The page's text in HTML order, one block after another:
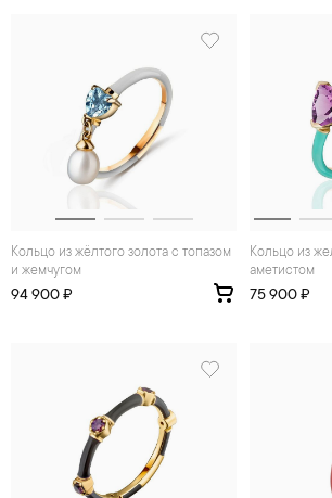
Кольцо из жёлтого золота с топазом
и жемчугом
94 900 ₽
Кольцо из желтого золота с
аметистом
75 900 ₽